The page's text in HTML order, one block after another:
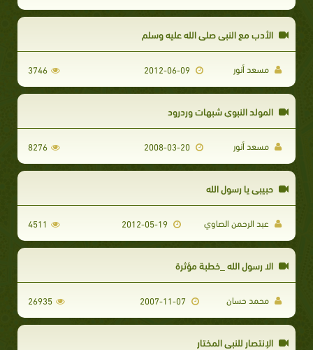
الأدب مع النبي صلى الله عليه وسلم
مسعد أنور 2012-06-09
3746
المولد النبوي شبهات وردرود
مسعد أنور 2008-03-20
8276
حبيبي يا رسول الله
عبد الرحمن الصاوي 4511
الا رسول الله _خطبة مؤثرة
محمد حسان 26935
الإنتصار للنبي المختار